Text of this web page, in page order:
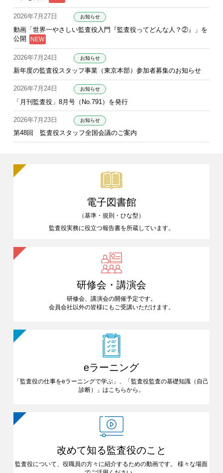
2026年7月27日 お知らせ
動画「世界一やさしい監査役入門『監査役ってどんな人？②』」を
公開
2026年7月24日 お知らせ
新年度の監査役スタッフ事業（東京本部）参加者募集のお知らせ
2026年7月24日 お知らせ
「月刊監査役」8月号（No.791）を発行
2026年7月23日 お知らせ
第48回 監査役スタッフ全国会議のご案内
電子図書館
（基準・規則・ひな型）
監査役実務に役立つ報告書を所蔵しています。
研修会・講演会
研修会、講演会の開催予定です。
会員会社以外の皆様にも ご受講いただけます。
eラーニング
「監査役の仕事をeラーニングで学ぶ」、「監査役監査の基礎知識 （自己
診断）」はこちらから。
改めて知る監査役のこと
監査役について、役職員の方々に紹介するための動画です。
様々な場面